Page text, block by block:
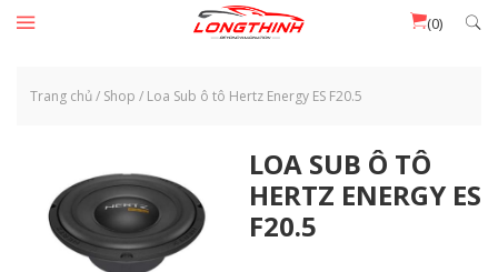
Đến nội dung chính
(0)
Trang chủ/ Shop / Loa Sub ô tô Hertz Energy ES F20.5
LOA SUB Ô TÔ
HERTZ ENERGY ES
F20.5